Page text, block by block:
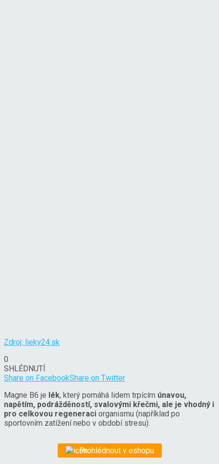
Zdroj: lieky24.sk
0
SHLÉDNUTÍ
Share on FacebookShare on Twitter
Magne B6 je lék, který pomáhá lidem trpícím únavou,
napětím, podrážděností, svalovými křečmi, ale je vhodný i
pro celkovou regeneraci organismu (například po
sportovním zatížení nebo v období stresu).
Prohlédnout v eshopu